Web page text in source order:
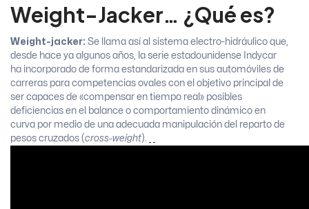
Weight-Jacker… ¿Qué es?
Weight-jacker: Se llama así al sistema electro-hidráulico que,
desde hace ya algunos años, la serie estadounidense Indycar
ha incorporado de forma estandarizada en sus automóviles de
carreras para competencias ovales con el objetivo principal de
ser capaces de «compensar en tiempo real» posibles
deficiencias en el balance o comportamiento dinámico en
curva por medio de una adecuada manipulación del reparto de
pesos cruzados (cross-weight).